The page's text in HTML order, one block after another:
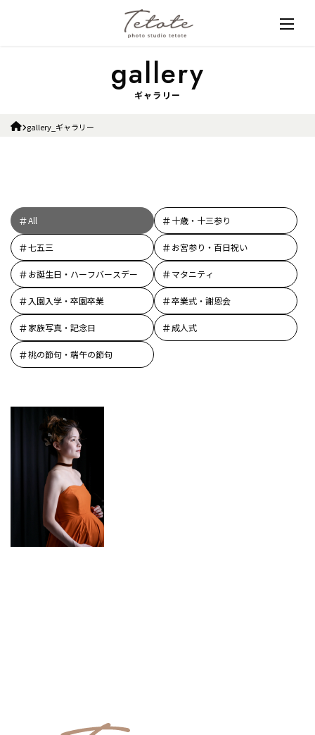
ギャラリー
gallery_ギャラリー
All 十歳・十三参り
七五三 お宮参り・百日祝い
お誕生日・ハーフバースデー マタニティ
入園入学・卒園卒業 卒業式・謝恩会
家族写真・記念日 成人式
桃の節句・端午の節句